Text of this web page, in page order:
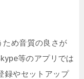
ため音質の良さが
等のアプリでは
録やセットアップ